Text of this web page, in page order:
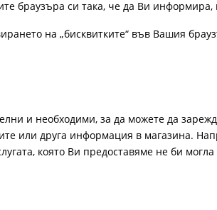
браузъра си така, че да Ви
на „бисквитките“ във Вашия
и необходими, за да можете да
или друга информация в магазина.
която Ви предоставяме не би